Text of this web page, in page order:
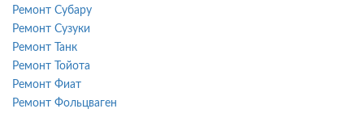
Ремонт Субару
Ремонт Сузуки
Ремонт Танк
Ремонт Тойота
Ремонт Фиат
Ремонт Фольцваген